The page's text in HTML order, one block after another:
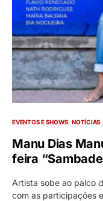
EVENTOS E SHOWS NOTÍCIAS
Manu Dias
feira
Artista sobe ao palco
com as participações